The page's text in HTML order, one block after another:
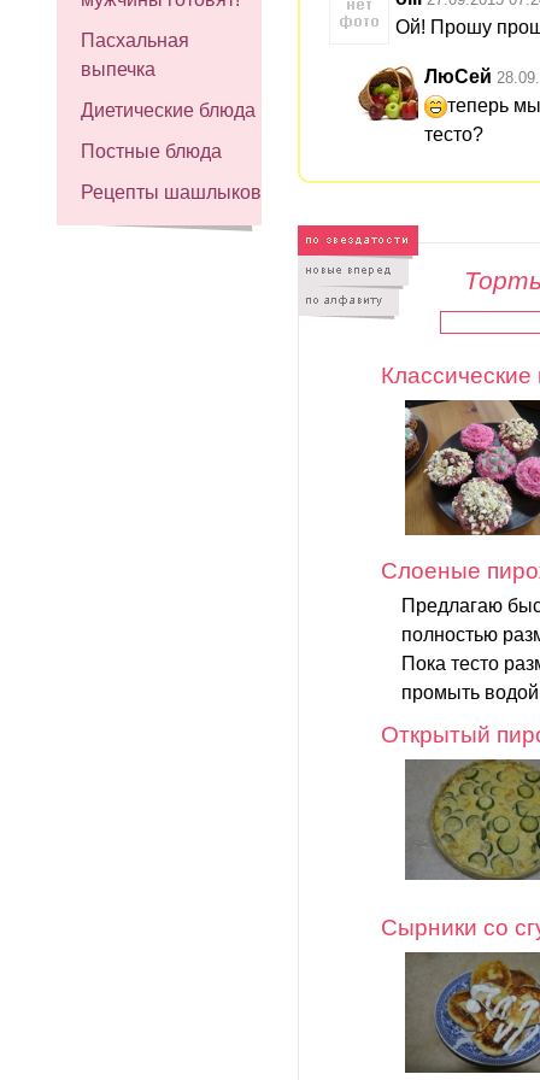
Пасхальная
выпечка
Диетические блюда
Постные блюда
Рецепты шашлыков
Ой! Прошу
ЛюСей
теперь
тесто?
Классические
Слоеные
Предлагаю
полностью
Пока тесто
промыть
Открытый
Сырники со